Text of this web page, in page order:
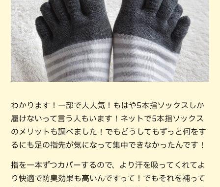
わかります！一部で大人気！もはや5本指ソックスしか
履けないって言う人もいます！ネットで5本指ソックス
のメリットも調べました！でもどうしてもずっと何をす
るにも足の指先が気になって集中できなかったんです！
指を一本ずつカバーするので、より汗を吸ってくれてよ
り快適で防臭効果も高いんですって！でもそれを補って